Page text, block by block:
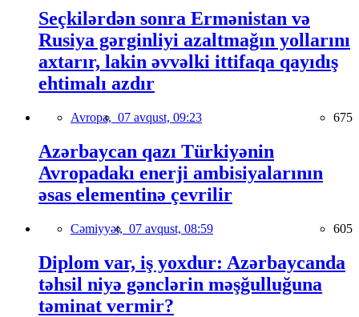
Seçkilərdən sonra Ermənistan və
Rusiya gərginliyi azaltmağın yollarını
axtarır, lakin əvvəlki ittifaqa qayıdış
ehtimalı azdır
Avropa, 07 avqust, 09:23 675
Azərbaycan qazı Türkiyənin
Avropadakı enerji ambisiyalarının
əsas elementinə çevrilir
Cəmiyyət, 07 avqust, 08:59 605
Diplom var, iş yoxdur: Azərbaycanda
təhsil niyə gənclərin məşğulluğuna
təminat vermir?